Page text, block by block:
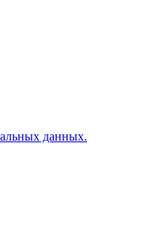
данных.